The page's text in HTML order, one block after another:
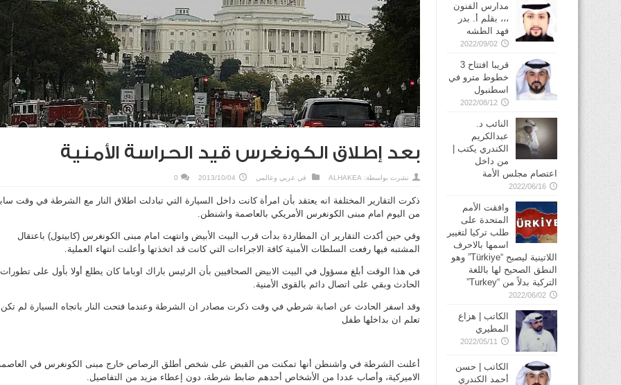
بعد إطلاق الكونغرس قيد الحراسة الأمنية
نشرت بواسطة: ALHAKEA في عربي وعالمي 2013/10/04
0
ذكرت التقارير المختلفة انه يعتقد بأن امرأة كانت داخل السيارة التي تبادلت اطلاق النار مع الشرطة في وقت
من اليوم امام مبنى الكونغرس الأمريكي بالعاصمة واشنطن.
وفي حين أكدت التقارير ان المطاردة بدأت قرب البيت الأبيض وانتهت امام مبنى الكونغرس (كابيتول) باعتقال
المشتبه فيها رفعت السلطات الأمنية كافة الاجراءات التي كانت قد اتخذتها وأعلنت انتهاء العملية.
في هذا الوقت أبلغ مسؤول في البيت الابيض الصحافيين بأن الرئيس باراك اوباما كان يطلع أولا بأول على تطورات
الحادث وبقي على اتصال دائم بالقوى الأمنية.
وقد اسفر الحادث عن اصابة شرطي في وقت ذكرت مصادر ان الشرطة وعندما فتحت النار باتجاه السيارة لم تكن
تعلم ان بداخلها طفل
أعلنت الشرطة في واشنطن أنها تمكنت من القبض على شخص أطلق الرصاص خارج مبنى الكونغرس في
الاميركية، وأصاب عددا من الأشخاص أحدهم ضابط شرطة، دون إعطاء مزيد من التفاصيل.
مدارس الفنون
،،، بقلم أ. بدر
فهد الطشه
2022/09/02
قريبا افتتاح 3
خطوط مترو في
2022/08/12
النائب د.
عبدالكريم
الكندري يكتب |
من داخل
اعتصام مجلس الأمة
2022/06/16
وافقت الأمم
المتحدة على
طلب تركيا لتغيير
اسمها بالاحرف
اللاتينية ليصبح “Türkiye” وهو
النطق الصحيح لها باللغة
التركية بدلاً من “Turkey”
2022/06/02
الكاتب | هزاع
المطيري
2022/05/11
الكاتب | حسن
أحمد الكندري